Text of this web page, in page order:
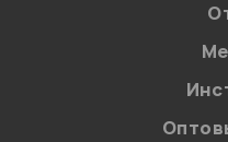
на
персональных данных.